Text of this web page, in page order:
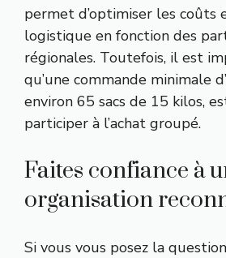
permet d’optimiser les coûts
logistique en fonction des
régionales. Toutefois, il est
qu’une commande minimale
environ 65 sacs de 15 kilos,
participer à l’achat groupé.
Faites confiance à
organisation
Si vous vous posez la